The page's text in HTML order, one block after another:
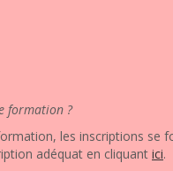
formation ?
les inscriptions se
adéquat en cliquant ici.